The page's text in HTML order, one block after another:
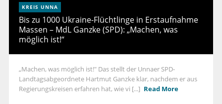
KREIS UNNA
Bis zu 1000 Ukraine-Flüchtlinge in Erstaufnahme
Massen – MdL Ganzke (SPD): „Machen, was
möglich ist!“
„Machen, was möglich ist!" Das stellt der Unnaer SPD-
Landtagsabgeordnete Hartmut Ganzke klar, nachdem er aus
Regierungskreisen erfahren hat, wie vi [...] Read More